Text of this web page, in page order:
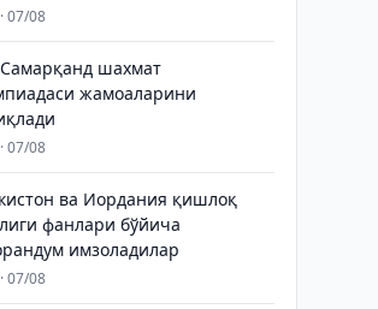
07/08
Самарқанд шахмат
жамоаларини
07/08
ва Иордания қишлоқ
фанлари бўйича
имзоладилар
07/08